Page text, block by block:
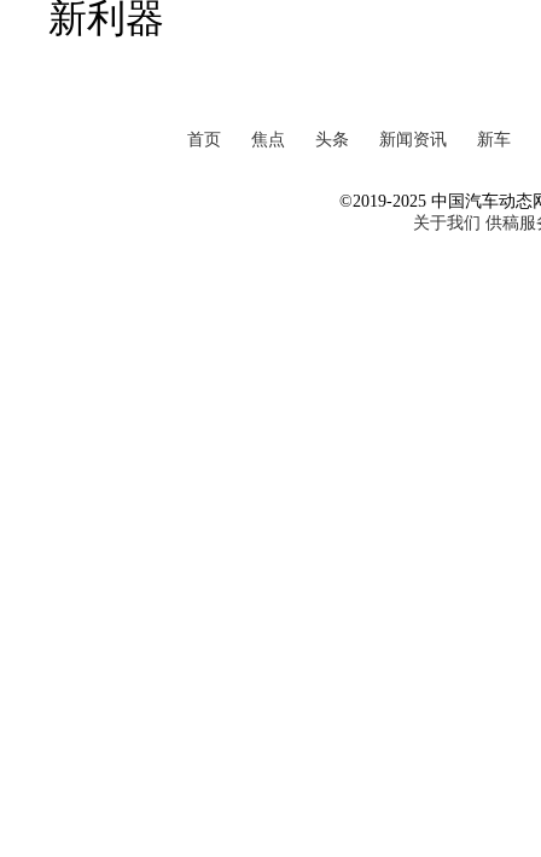
新利器
首页 焦点 头条 新闻资讯 新车
©2019-2025 中国汽车动态
关于我们 供稿服